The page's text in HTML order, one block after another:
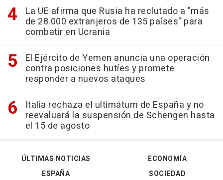
La UE afirma que Rusia ha reclutado a "más
de 28.000 extranjeros de 135 países" para
combatir en Ucrania
El Ejército de Yemen anuncia una operación
contra posiciones hutíes y promete
responder a nuevos ataques
Italia rechaza el ultimátum de España y no
reevaluará la suspensión de Schengen hasta
el 15 de agosto
ÚLTIMAS NOTICIAS
ESPAÑA
ECONOMÍA
SOCIEDAD